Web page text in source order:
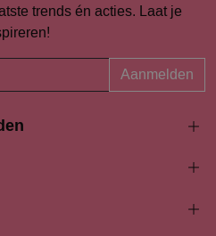
trends én acties. Laat je
Aanmelden